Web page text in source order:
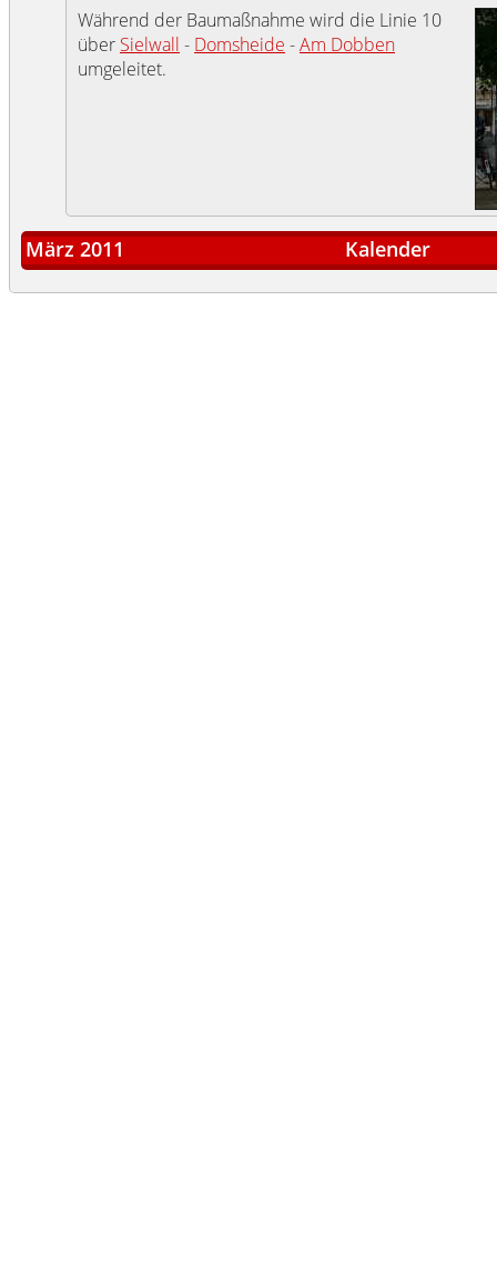
Während der Baumaßnahme wird die Linie 10
über Sielwall - Domsheide -Am Dobben
umgeleitet.
März 2011 Kalender